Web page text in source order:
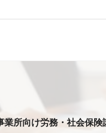
所向け労務・社会保険